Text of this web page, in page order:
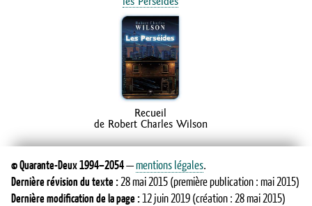
Recueil
de Robert Charles Wilson
©Quarante-Deux1994–2054—mentions légales.
Dernière révision du texte :28 mai 2015 (première publication : mai 2015)
Dernière modification de la page :12 juin 2019 (création : 28 mai 2015)